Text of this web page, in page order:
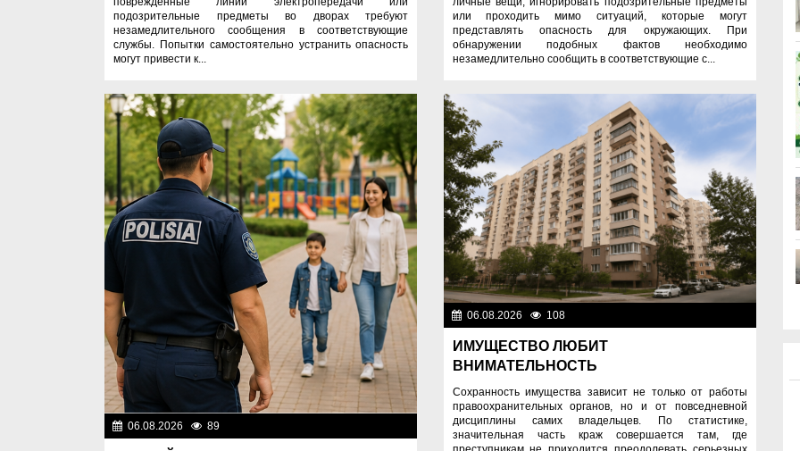
подозрительные предметы во дворах требуют
незамедлительного сообщения в соответствующие
службы. Попытки самостоятельно устранить опасность
могут привести к...
или проходить мимо ситуаций, которые могут
представлять опасность для окружающих. При
обнаружении подобных фактов необходимо
незамедлительно сообщить в соответствующие с...
06.08.2026 89
06.08.2026 108
ИМУЩЕСТВО ЛЮБИТ
ВНИМАТЕЛЬНОСТЬ
Сохранность имущества зависит не только от работы
правоохранительных органов, но и от повседневной
дисциплины самих владельцев. По статистике,
значительная часть краж совершается там, где